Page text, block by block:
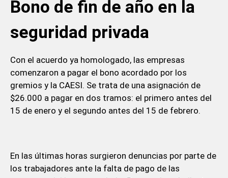
Bono de fin de año en la
seguridad privada
Con el acuerdo ya homologado, las empresas
comenzaron a pagar el bono acordado por los
gremios y la CAESI. Se trata de una asignación de
$26.000 a pagar en dos tramos: el primero antes del
15 de enero y el segundo antes del 15 de febrero.
En las últimas horas surgieron denuncias por parte de
los trabajadores ante la falta de pago de las